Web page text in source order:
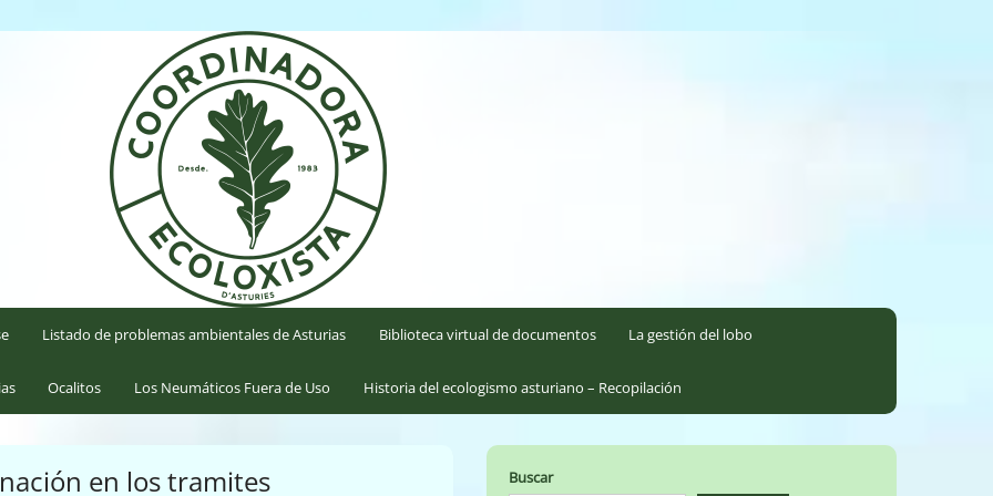
Listado de problemas ambientales de Asturias Biblioteca virtual de documentos La gestión del lobo
Ocalitos Los Neumáticos Fuera de Uso Historia del ecologismo asturiano – Recopilación
en los tramites Buscar